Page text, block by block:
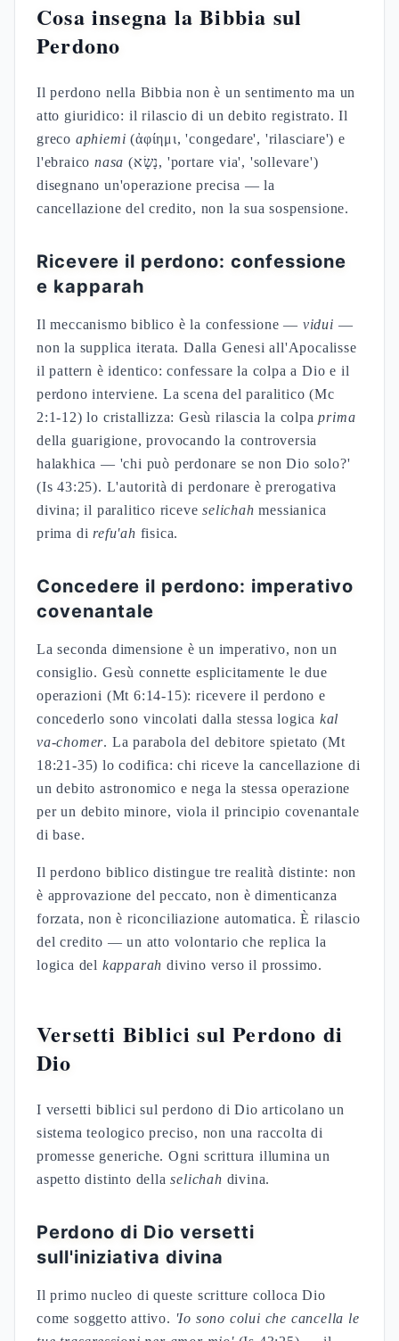
Cosa insegna la Bibbia sul
Perdono
Il perdono nella Bibbia non è un sentimento ma un
atto giuridico: il rilascio di un debito registrato. Il
greco aphiemi (ἀφίημι, 'congedare', 'rilasciare') e
l'ebraico nasa (נָשָׂא, 'portare via', 'sollevare')
disegnano un'operazione precisa — la
cancellazione del credito, non la sua sospensione.
Ricevere il perdono: confessione
e kapparah
Il meccanismo biblico è la confessione — vidui —
non la supplica iterata. Dalla Genesi all'Apocalisse
il pattern è identico: confessare la colpa a Dio e il
perdono interviene. La scena del paralitico (Mc
2:1-12) lo cristallizza: Gesù rilascia la colpaprima
della guarigione, provocando la controversia
halakhica — 'chi può perdonare se non Dio solo?'
(Is 43:25). L'autorità di perdonare è prerogativa
divina; il paralitico riceveselichah messianica
prima di refu'ah fisica.
Concedere il perdono: imperativo
covenantale
La seconda dimensione è un imperativo, non un
consiglio. Gesù connette esplicitamente le due
operazioni (Mt 6:14-15): ricevere il perdono e
concederlo sono vincolati dalla stessa logica kal
va-chomer. La parabola del debitore spietato (Mt
18:21-35) lo codifica: chi riceve la cancellazione di
un debito astronomico e nega la stessa operazione
per un debito minore, viola il principio covenantale
di base.
Il perdono biblico distingue tre realità distinte: non
è approvazione del peccato, non è dimenticanza
forzata, non è riconciliazione automatica. È rilascio
del credito — un atto volontario che replica la
logica del kapparah divino verso il prossimo.
Versetti Biblici sul Perdono di
Dio
I versetti biblici sul perdono di Dio articolano un
sistema teologico preciso, non una raccolta di
promesse generiche. Ogni scrittura illumina un
aspetto distinto dellaselichah divina.
Perdono di Dio versetti
sull'iniziativa divina
Il primo nucleo di queste scritture colloca Dio
come soggetto attivo. 'Io sono colui che cancella le